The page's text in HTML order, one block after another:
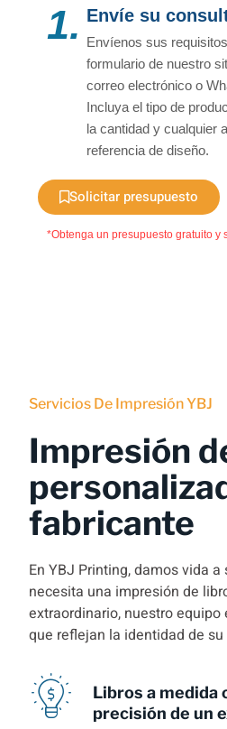
1. Envíe su
Envíenos sus
formulario de nuestro
correo electrónico o
Incluya el tipo de
la cantidad y cualquier
referencia de diseño.
Solicitar presupuesto
*Obtenga un presupuesto gratuito y
Servicios De Impresión YBJ
Impresión
fabricante
En YBJ Printing, damos vida
necesita una impresión de
extraordinario, nuestro
que reflejan la identidad de su
Libros a medida
precisión de un